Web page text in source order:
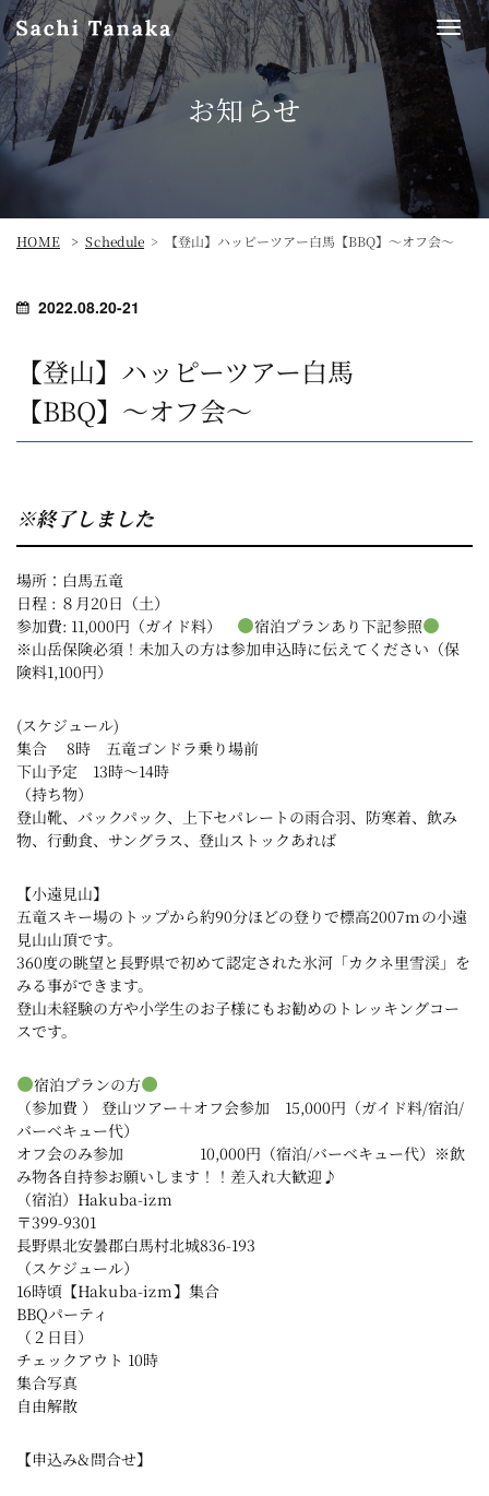
お知らせ
HOME Schedule 【登山】ハッピーツアー白馬【BBQ】〜オフ会〜
2022.08.20-21
【登山】ハッピーツアー白馬
【BBQ】〜オフ会〜
※終了しました
場所：白馬五竜
日程 : ８月20日（土）
参加費: 11,000円（ガイド料） 宿泊プランあり下記参照
※山岳保険必須！未加入の方は参加申込時に伝えてください（保
険料1,100円）
(スケジュール)
集合 8時 五竜ゴンドラ乗り場前
下山予定 13時～14時
（持ち物）
登山靴、バックパック、上下セパレートの雨合羽、防寒着、飲み
物、行動食、サングラス、登山ストックあれば
【小遠見山】
五竜スキー場のトップから約90分ほどの登りで標高2007mの小遠
見山山頂です。
360度の眺望と長野県で初めて認定された氷河「カクネ里雪渓」を
みる事ができます。
登山未経験の方や小学生のお子様にもお勧めのトレッキングコー
スです。
宿泊プランの方
（参加費 ） 登山ツアー＋オフ会参加 15,000円（ガイド料/宿泊/
バーベキュー代）
オフ会のみ参加 10,000円（宿泊/バーベキュー代）※飲
み物各自持参お願いします！！差入れ大歓迎♪
（宿泊）Hakuba-izm
〒399-9301
長野県北安曇郡白馬村北城836-193
（スケジュール）
16時頃【Hakuba-izm】集合
BBQパーティ
（２日目）
チェックアウト 10時
集合写真
自由解散
【申込み&問合せ】